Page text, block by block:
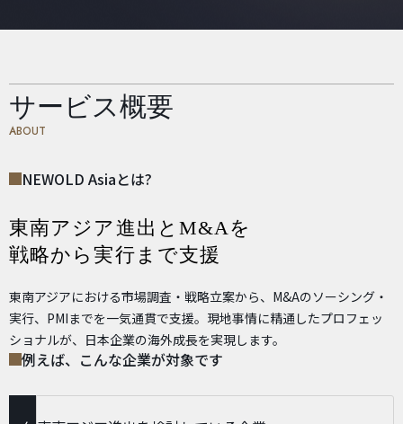
サービス概要
ABOUT
NEWOLD Asiaとは?
東南アジア進出とM&Aを
戦略から実行まで支援
東南アジアにおける市場調査・戦略立案から、M&Aのソーシング・
実行、PMIまでを一気通貫で支援。現地事情に精通したプロフェッ
ショナルが、日本企業の海外成長を実現します。
例えば、こんな企業が対象です